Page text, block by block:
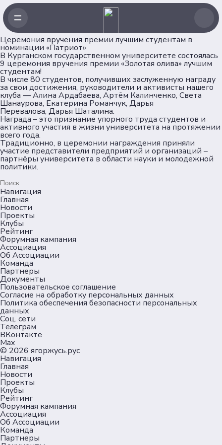
Церемония вручения премии лучшим студентам в
номинации «Патриот»
В Курганском государственном университете состоялась
9 церемония вручения премии «Золотая олива» лучшим
студентам!
В числе 80 студентов, получивших заслуженную награду
за свои достижения, руководители и активисты нашего
клуба —Алина Ардабаева, Артём Калинченко, Света
Шанаурова, Екатерина Романчук, Дарья
Перевалова, Дарья Шаталина.
Награда – это признание упорного труда студентов и
активного участия в жизни университета на протяжении
всего года.
Традиционно, в церемонии награждения приняли
участие представители предприятий и организаций –
партнёры университета в области науки и молодежной
политики.
Навигация
Главная
Новости
Проекты
Клубы
Рейтинг
Форумная кампания
Ассоциация
Об Ассоциации
Команда
Партнеры
Документы
Пользовательское соглашение
Согласие на обработку персональных данных
Политика обеспечения безопасности персональных
данных
Соц. сети
Телеграм
ВКонтакте
Max
© 2026 ягоржусь.рус
Навигация
Главная
Новости
Проекты
Клубы
Рейтинг
Форумная кампания
Ассоциация
Об Ассоциации
Команда
Партнеры